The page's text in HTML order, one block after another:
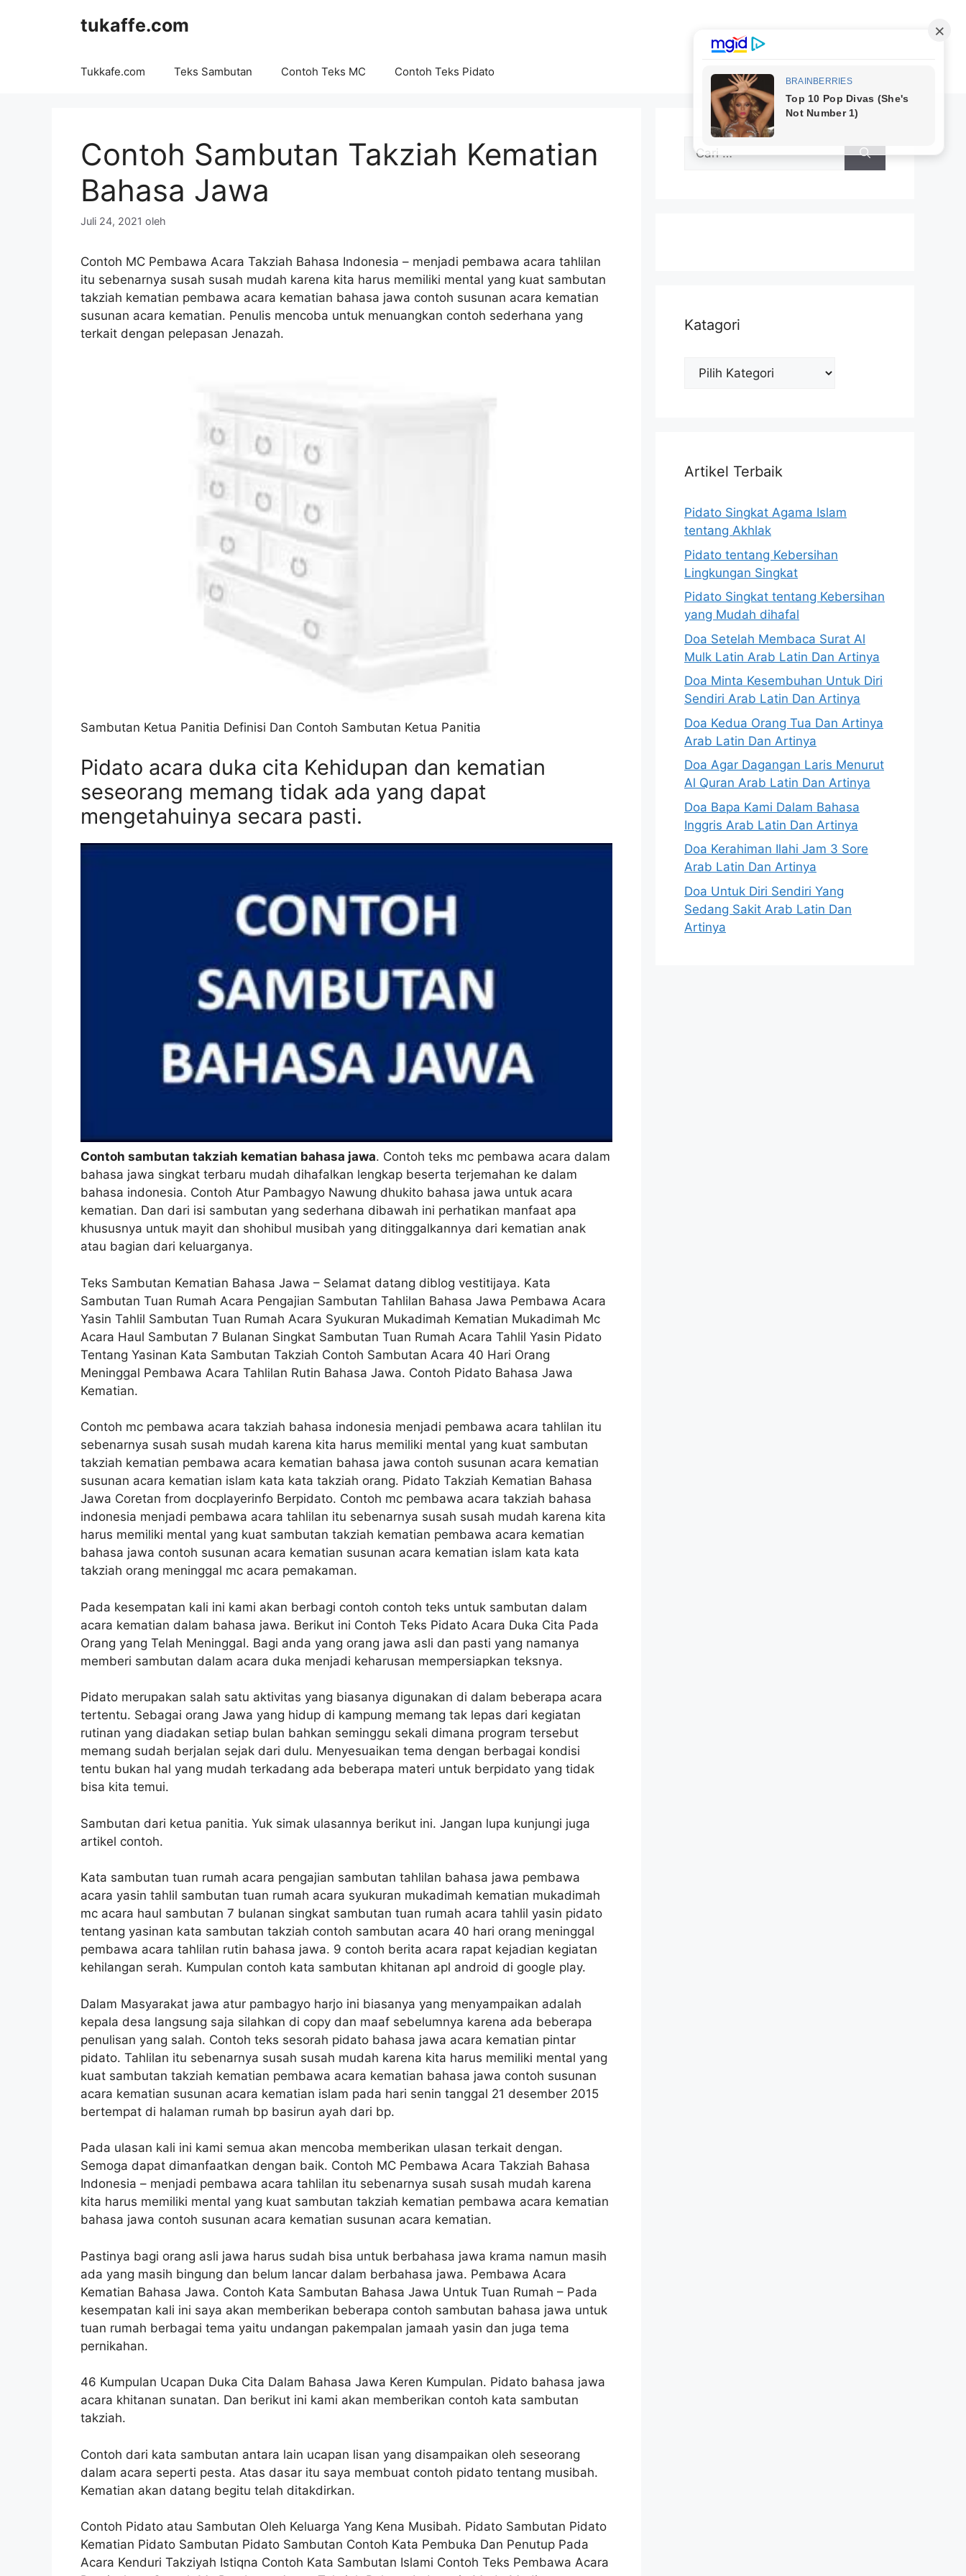
tukaffe.com
Tukkafe.com Teks Sambutan Contoh Teks MC Contoh Teks Pidato
Contoh Sambutan Takziah Kematian
Bahasa Jawa
Juli 24, 2021 oleh
Contoh MC Pembawa Acara Takziah Bahasa Indonesia – menjadi pembawa acara tahlilan
itu sebenarnya susah susah mudah karena kita harus memiliki mental yang kuat sambutan
takziah kematian pembawa acara kematian bahasa jawa contoh susunan acara kematian
susunan acara kematian. Penulis mencoba untuk menuangkan contoh sederhana yang
terkait dengan pelepasan Jenazah.
Sambutan Ketua Panitia Definisi Dan Contoh Sambutan Ketua Panitia
Pidato acara duka cita Kehidupan dan kematian
seseorang memang tidak ada yang dapat
mengetahuinya secara pasti.
Contoh sambutan takziah kematian bahasa jawa. Contoh teks mc pembawa acara dalam
bahasa jawa singkat terbaru mudah dihafalkan lengkap beserta terjemahan ke dalam
bahasa indonesia. Contoh Atur Pambagyo Nawung dhukito bahasa jawa untuk acara
kematian. Dan dari isi sambutan yang sederhana dibawah ini perhatikan manfaat apa
khususnya untuk mayit dan shohibul musibah yang ditinggalkannya dari kematian anak
atau bagian dari keluarganya.
Teks Sambutan Kematian Bahasa Jawa – Selamat datang diblog vestitijaya. Kata
Sambutan Tuan Rumah Acara Pengajian Sambutan Tahlilan Bahasa Jawa Pembawa Acara
Yasin Tahlil Sambutan Tuan Rumah Acara Syukuran Mukadimah Kematian Mukadimah Mc
Acara Haul Sambutan 7 Bulanan Singkat Sambutan Tuan Rumah Acara Tahlil Yasin Pidato
Tentang Yasinan Kata Sambutan Takziah Contoh Sambutan Acara 40 Hari Orang
Meninggal Pembawa Acara Tahlilan Rutin Bahasa Jawa. Contoh Pidato Bahasa Jawa
Kematian.
Contoh mc pembawa acara takziah bahasa indonesia menjadi pembawa acara tahlilan itu
sebenarnya susah susah mudah karena kita harus memiliki mental yang kuat sambutan
takziah kematian pembawa acara kematian bahasa jawa contoh susunan acara kematian
susunan acara kematian islam kata kata takziah orang. Pidato Takziah Kematian Bahasa
Jawa Coretan from docplayerinfo Berpidato. Contoh mc pembawa acara takziah bahasa
indonesia menjadi pembawa acara tahlilan itu sebenarnya susah susah mudah karena kita
harus memiliki mental yang kuat sambutan takziah kematian pembawa acara kematian
bahasa jawa contoh susunan acara kematian susunan acara kematian islam kata kata
takziah orang meninggal mc acara pemakaman.
Pada kesempatan kali ini kami akan berbagi contoh contoh teks untuk sambutan dalam
acara kematian dalam bahasa jawa. Berikut ini Contoh Teks Pidato Acara Duka Cita Pada
Orang yang Telah Meninggal. Bagi anda yang orang jawa asli dan pasti yang namanya
memberi sambutan dalam acara duka menjadi keharusan mempersiapkan teksnya.
Pidato merupakan salah satu aktivitas yang biasanya digunakan di dalam beberapa acara
tertentu. Sebagai orang Jawa yang hidup di kampung memang tak lepas dari kegiatan
rutinan yang diadakan setiap bulan bahkan seminggu sekali dimana program tersebut
memang sudah berjalan sejak dari dulu. Menyesuaikan tema dengan berbagai kondisi
tentu bukan hal yang mudah terkadang ada beberapa materi untuk berpidato yang tidak
bisa kita temui.
Sambutan dari ketua panitia. Yuk simak ulasannya berikut ini. Jangan lupa kunjungi juga
artikel contoh.
Kata sambutan tuan rumah acara pengajian sambutan tahlilan bahasa jawa pembawa
acara yasin tahlil sambutan tuan rumah acara syukuran mukadimah kematian mukadimah
mc acara haul sambutan 7 bulanan singkat sambutan tuan rumah acara tahlil yasin pidato
tentang yasinan kata sambutan takziah contoh sambutan acara 40 hari orang meninggal
pembawa acara tahlilan rutin bahasa jawa. 9 contoh berita acara rapat kejadian kegiatan
kehilangan serah. Kumpulan contoh kata sambutan khitanan apl android di google play.
Dalam Masyarakat jawa atur pambagyo harjo ini biasanya yang menyampaikan adalah
kepala desa langsung saja silahkan di copy dan maaf sebelumnya karena ada beberapa
penulisan yang salah. Contoh teks sesorah pidato bahasa jawa acara kematian pintar
pidato. Tahlilan itu sebenarnya susah susah mudah karena kita harus memiliki mental yang
kuat sambutan takziah kematian pembawa acara kematian bahasa jawa contoh susunan
acara kematian susunan acara kematian islam pada hari senin tanggal 21 desember 2015
bertempat di halaman rumah bp basirun ayah dari bp.
Pada ulasan kali ini kami semua akan mencoba memberikan ulasan terkait dengan.
Semoga dapat dimanfaatkan dengan baik. Contoh MC Pembawa Acara Takziah Bahasa
Indonesia – menjadi pembawa acara tahlilan itu sebenarnya susah susah mudah karena
kita harus memiliki mental yang kuat sambutan takziah kematian pembawa acara kematian
bahasa jawa contoh susunan acara kematian susunan acara kematian.
Pastinya bagi orang asli jawa harus sudah bisa untuk berbahasa jawa krama namun masih
ada yang masih bingung dan belum lancar dalam berbahasa jawa. Pembawa Acara
Kematian Bahasa Jawa. Contoh Kata Sambutan Bahasa Jawa Untuk Tuan Rumah – Pada
kesempatan kali ini saya akan memberikan beberapa contoh sambutan bahasa jawa untuk
tuan rumah berbagai tema yaitu undangan pakempalan jamaah yasin dan juga tema
pernikahan.
46 Kumpulan Ucapan Duka Cita Dalam Bahasa Jawa Keren Kumpulan. Pidato bahasa jawa
acara khitanan sunatan. Dan berikut ini kami akan memberikan contoh kata sambutan
takziah.
Contoh dari kata sambutan antara lain ucapan lisan yang disampaikan oleh seseorang
dalam acara seperti pesta. Atas dasar itu saya membuat contoh pidato tentang musibah.
Kematian akan datang begitu telah ditakdirkan.
Contoh Pidato atau Sambutan Oleh Keluarga Yang Kena Musibah. Pidato Sambutan Pidato
Kematian Pidato Sambutan Pidato Sambutan Contoh Kata Pembuka Dan Penutup Pada
Acara Kenduri Takziyah Istiqna Contoh Kata Sambutan Islami Contoh Teks Pembawa Acara
untuk:
Katagori
Katagori
Artikel Terbaik
Pidato Singkat Agama Islam
tentang Akhlak
Pidato tentang Kebersihan
Lingkungan Singkat
Pidato Singkat tentang Kebersihan
yang Mudah dihafal
Doa Setelah Membaca Surat Al
Mulk Latin Arab Latin Dan Artinya
Doa Minta Kesembuhan Untuk Diri
Sendiri Arab Latin Dan Artinya
Doa Kedua Orang Tua Dan Artinya
Arab Latin Dan Artinya
Doa Agar Dagangan Laris Menurut
Al Quran Arab Latin Dan Artinya
Doa Bapa Kami Dalam Bahasa
Inggris Arab Latin Dan Artinya
Doa Kerahiman Ilahi Jam 3 Sore
Arab Latin Dan Artinya
Doa Untuk Diri Sendiri Yang
Sedang Sakit Arab Latin Dan
Artinya